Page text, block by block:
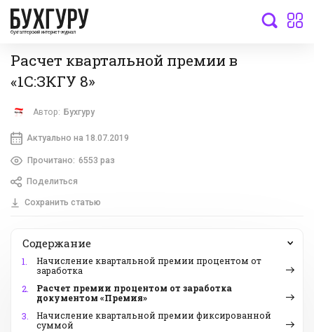
бухгалтерский интернет-журнал
Расчет квартальной премии в
«1С:ЗКГУ 8»
Автор: Бухгуру
Актуально на 18.07.2019
Прочитано: 6553 раз
Поделиться
Сохранить статью
Содержание
1.
Начисление квартальной премии процентом от
заработка
2.
Расчет премии процентом от заработка
документом «Премия»
3.
Начисление квартальной премии фиксированной
суммой